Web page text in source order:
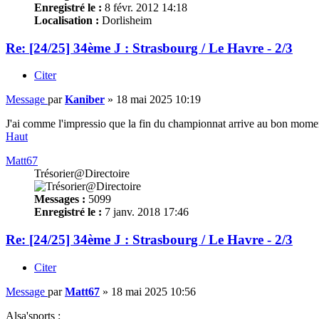
Enregistré le : 8 févr. 2012 14:18
Localisation : Dorlisheim
Re: [24/25] 34ème J : Strasbourg / Le Havre - 2/3
Citer
Message parKaniber » 18 mai 2025 10:19
J'ai comme l'impressio que la fin du championnat arrive au bon
Haut
Matt67
Trésorier@Directoire
Messages : 5099
Enregistré le : 7 janv. 2018 17:46
Re: [24/25] 34ème J : Strasbourg / Le Havre - 2/3
Citer
Message parMatt67 » 18 mai 2025 10:56
Alsa'sports :